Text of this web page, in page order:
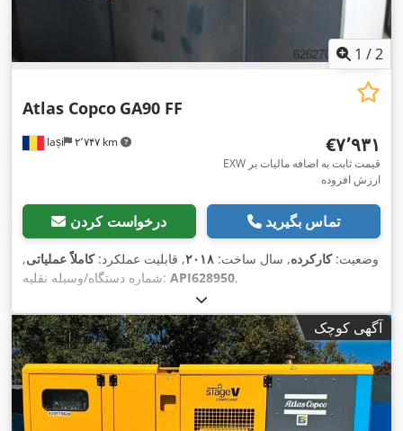
1 /2
Iași ۲٬۷۴۷ km
Atlas Copco GA90 FF
‎€۷٬۹۳۱
EXW قیمت ثابت به اضافه مالیات بر
ارزش افزوده
درخواست کردن تماس بگیرید
وضعیت:کارکرده, سال ساخت: ۲۰۱۸, قابلیت عملکرد:کاملاً عملیاتی,
شماره دستگاه/وسیله نقلیه: API628950,
آگهی کوچک